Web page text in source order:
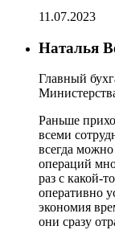
11.07.2023
Наталья
Главный
Раньше
всеми
всегда можно
операций
раз с какой-
оперативно
экономия
они сразу